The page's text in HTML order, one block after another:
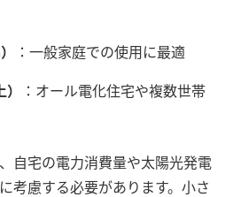
：一般家庭での使用に最適
：オール電化住宅や複数世帯
自宅の電力消費量や太陽光発電
考慮する必要があります。小さ